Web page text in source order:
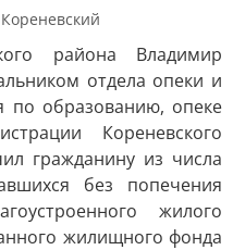
Кореневский
района Владимир
отдела опеки и
по образованию, опеке
Кореневского
гражданину из числа
без попечения
жилого
жилищного фонда